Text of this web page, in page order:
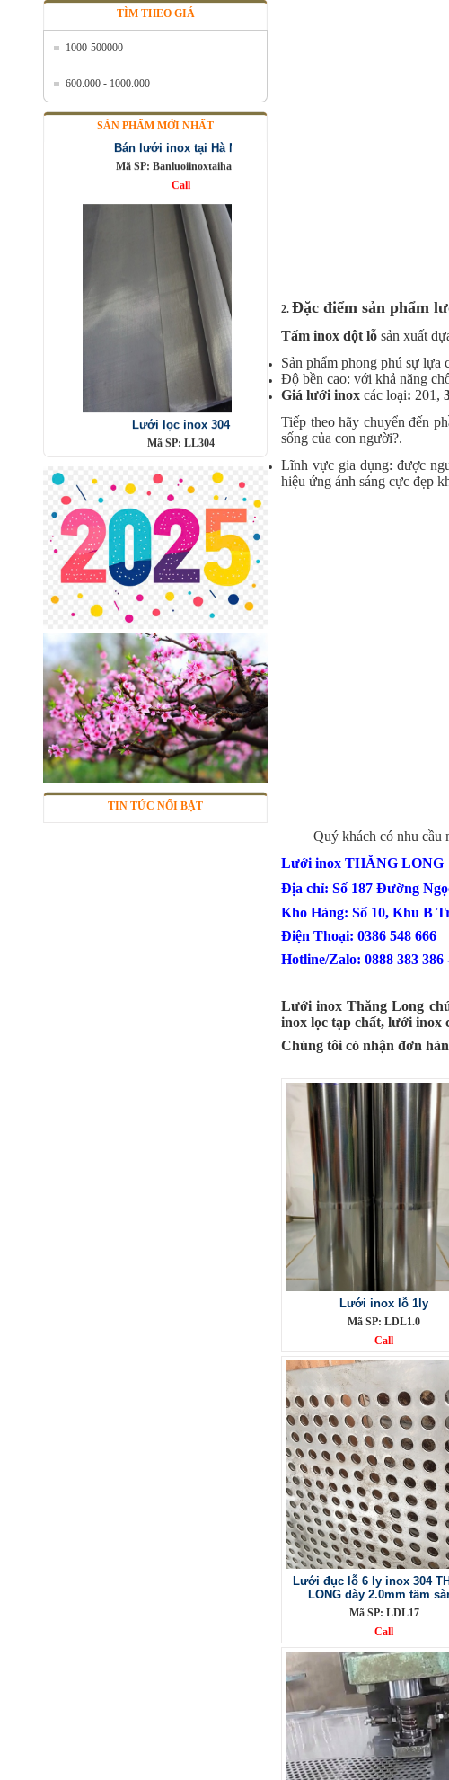
TÌM THEO GIÁ
1000-500000
600.000 - 1000.000
SẢN PHẨM MỚI NHẤT
Mã SP: Banluoiinoxtaihanoi
Call
Lưới lọc inox 304
Mã SP: LL304
Call
Lưới inox đan ô 7x7mm 304 TLG
Thăng Long khổ 1m
Mã SP: TLG030360-304
285.000 đ
TIN TỨC NỔI BẬT
2. Đặc điểm sản phẩm
Tấm inox đột lỗ sản xuất
Sản phẩm phong phú sự lựa
Độ bền cao: với khả năng
Giá lưới inox các loại: 201,
Tiếp theo hãy chuyển đến
sống của con người?.
Lĩnh vực gia dụng: được
hiệu ứng ánh sáng cực đẹp
Quý khách có nhu cầu
Lưới inox THĂNG LONG
Địa chỉ: Số 187 Đường
Kho Hàng: Số 10, Khu B
Điện Thoại: 0386
Hotline/Zalo: 0888 383 386
Lưới inox Thăng Long
inox lọc tạp chất, lưới inox
Chúng tôi có nhận đơn
Lưới inox lỗ 1ly
Mã SP: LDL1.0
Call
Lưới đục lỗ 6 ly inox 304
LONG dày 2.0mm tấm
Mã SP: LDL17
Call